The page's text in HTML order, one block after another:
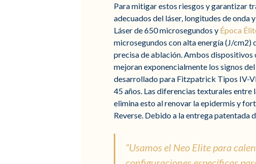
Para mitigar estos riesgos y garantizar
adecuados del láser, longitudes de onda
Láser de 650 microsegundos y Época
microsegundos con alta energía (J/cm2)
precisa de ablación. Ambos dispositivos
mejoran exponencialmente los signos
desarrollado para Fitzpatrick Tipos IV-
45 años. Las diferencias texturales entre
elimina esto al renovar la epidermis y
Reverse. Debido a la entrega patentada
“Usamos el Neo Elite para